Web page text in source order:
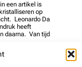
een artikel is
op
Leonardo Da
heeft
daarna. Van tijd